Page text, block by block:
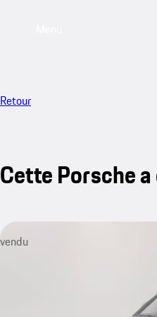
Retour
Cette Porsche
vendu